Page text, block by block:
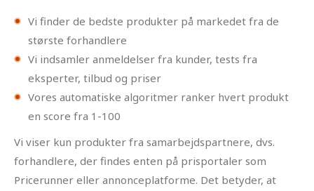
Vi finder de bedste produkter på markedet fra de
største forhandlere
Vi indsamler anmeldelser fra kunder, tests fra
eksperter, tilbud og priser
Vores automatiske algoritmer ranker hvert produkt
en score fra 1-100
Vi viser kun produkter fra samarbejdspartnere, dvs.
forhandlere, der findes enten på prisportaler som
Pricerunner eller annonceplatforme. Det betyder, at